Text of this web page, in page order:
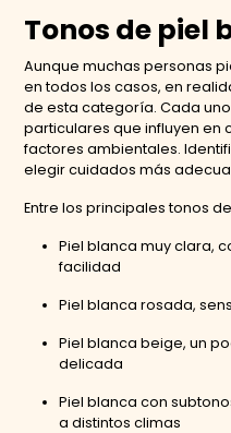
Tonos de piel
Aunque muchas personas
en todos los casos, en
de esta categoría. Cada
particulares que influyen en
factores ambientales.
elegir cuidados más
Entre los principales tonos
Piel blanca muy clara,
facilidad
Piel blanca rosada,
Piel blanca beige, un
delicada
Piel blanca con
a distintos climas